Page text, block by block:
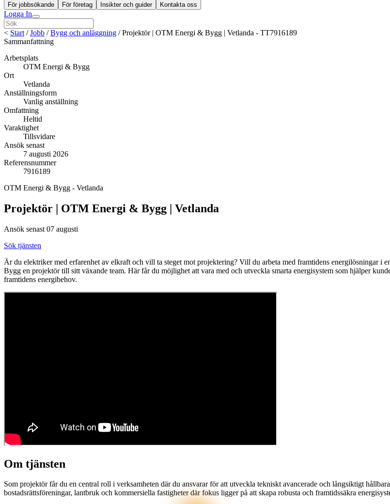
För jobbsökande För företag Insikter och guider Kontakta oss
Logga In
< Start /Jobb /Bygg och anläggning /Projektör | OTM Energi & Bygg | Vetlanda - TT7916189
Sammanfattning
Arbetsplats
OTM Energi & Bygg
Ort
Vetlanda
Anställningsform
Vanlig anställning
Omfattning
Heltid
Varaktighet
Tillsvidare
Ansök senast
7 augusti 2026
Referensnummer
7916189
OTM Energi & Bygg - Vetlanda
Projektör | OTM Energi & Bygg | Vetlanda
Ansök senast 07 augusti
Sök tjänsten
Är du elektriker med erfarenhet av elkraft och vill ta steget mot projektering? Vill du arbeta med framtidens energilösningar
Bygg en projektör till sitt växande team. Här får du möjlighet att vara med och utveckla smarta energisystem som hjälper
framtidens energibehov.
Om tjänsten
Som projektör får du en central roll i verksamheten där du ansvarar för att utveckla tekniskt avancerade och långsiktigt
bostadsrättsföreningar, lantbruk och kommersiella fastigheter där fokus ligger på att skapa robusta och framtidssäkra